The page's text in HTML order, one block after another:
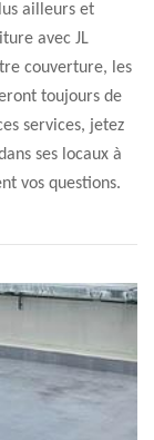
ailleurs et
avec JL
couverture, les
toujours de
services, jetez
ses locaux à
vos questions.